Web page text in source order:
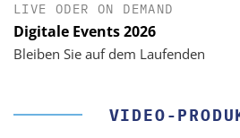
LIVE ODER ON DEMAND
Digitale Events 2026
Bleiben Sie auf dem Laufenden
VIDEO-